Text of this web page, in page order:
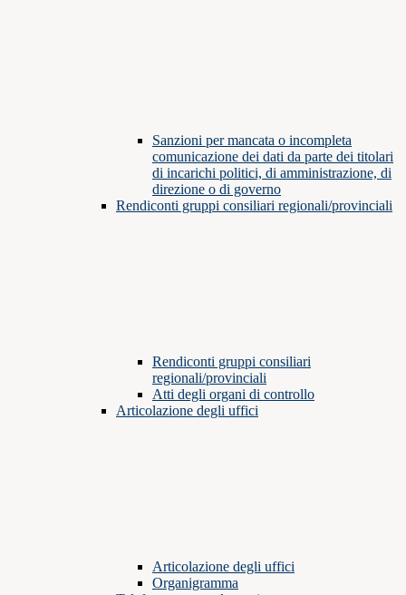
Sanzioni per mancata o incompleta
comunicazione dei dati da parte dei titolari
di incarichi politici, di amministrazione, di
direzione o di governo
Rendiconti gruppi consiliari regionali/provinciali
Rendiconti gruppi consiliari
regionali/provinciali
Atti degli organi di controllo
Articolazione degli uffici
Articolazione degli uffici
Organigramma